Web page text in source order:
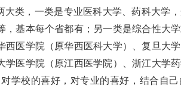
类，一类是专业医科大学、药科大学
基本每个省都有；另一类是综合性大学
医学院（原华西医科大学）、复旦大
医学院（原江西医学院）、浙江大学药
学校的喜好，对专业的喜好，结合自